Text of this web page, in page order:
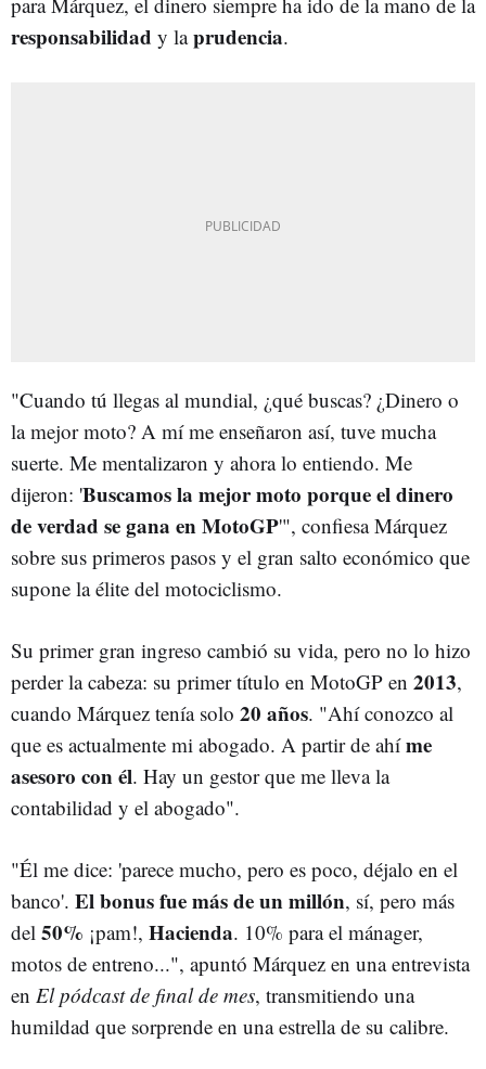
responsabilidad y laprudencia.
"Cuando tú llegas al mundial, ¿qué buscas? ¿Dinero o
la mejor moto? A mí me enseñaron así, tuve mucha
suerte. Me mentalizaron y ahora lo entiendo. Me
dijeron: 'Buscamos la mejor moto porque el dinero
de verdad se gana en MotoGP'", confiesa Márquez
sobre sus primeros pasos y el gran salto económico que
supone la élite del motociclismo.
Su primer gran ingreso cambió su vida, pero no lo hizo
perder la cabeza: su primer título en MotoGP en 2013,
cuando Márquez tenía solo 20 años. "Ahí conozco al
que es actualmente mi abogado. A partir de ahíme
asesoro con él. Hay un gestor que me lleva la
contabilidad y el abogado".
"Él me dice: 'parece mucho, pero es poco, déjalo en el
banco'. El bonus fue más de un millón, sí, pero más
del 50% ¡pam!, Hacienda. 10% para el mánager,
motos de entreno...", apuntó Márquez en una entrevista
en El pódcast de final de mes, transmitiendo una
humildad que sorprende en una estrella de su calibre.